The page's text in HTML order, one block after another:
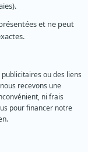
et ne peut
ou des liens
recevons une
ni frais
pour financer notre